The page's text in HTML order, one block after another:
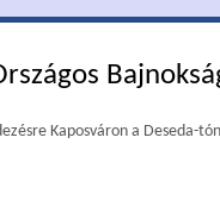
Kaposváron a Deseda-